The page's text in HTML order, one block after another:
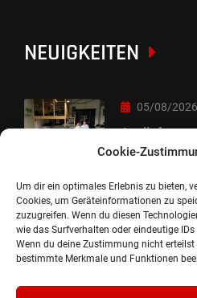
Cookie-
Um dir ein optimales Erlebnis zu bieten,
Cookies, um Geräteinformationen zu
zuzugreifen. Wenn du diesen
wie das Surfverhalten oder eindeutige
Wenn du deine Zustimmung nicht erteilst
bestimmte Merkmale und Funktionen
NEUIGKEITEN
05/08/2026
05/08/2026
besondere